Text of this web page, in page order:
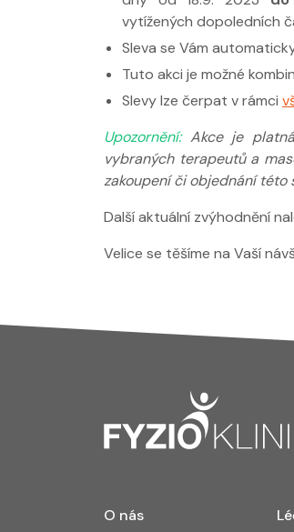
vytížených dopoledních
Sleva se Vám
Tuto akci je možné
Slevy lze čerpat v rámci
Upozornění: Akce je
vybraných terapeutů a
zakoupení či objednání této
Další aktuální zvýhodnění
Velice se těšíme na Vaší
O nás